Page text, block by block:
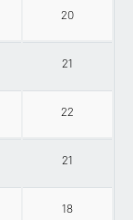
20
21
22
21
18